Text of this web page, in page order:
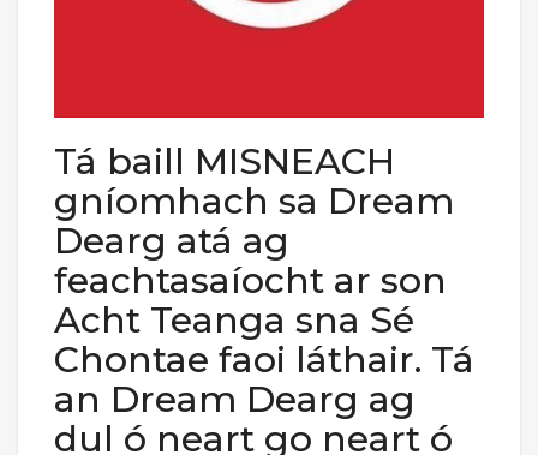
Tá baill MISNEACH
gníomhach sa Dream
Dearg atá ag
feachtasaíocht ar son
Acht Teanga sna Sé
Chontae faoi láthair. Tá
an Dream Dearg ag
dul ó neart go neart ó